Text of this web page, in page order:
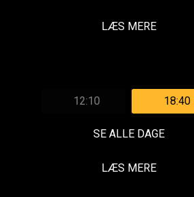
LÆS MERE
12:10 18:40
SE ALLE DAGE
LÆS MERE